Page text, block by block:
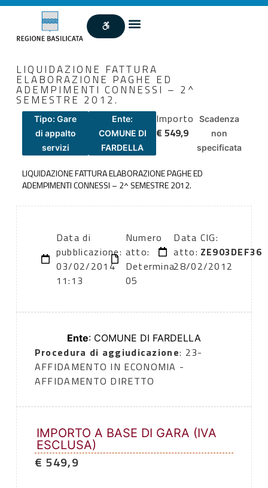
LIQUIDAZIONE FATTURA
ELABORAZIONE PAGHE ED
ADEMPIMENTI CONNESSI – 2^
SEMESTRE 2012.
Tipo: Gare
di appalto
servizi
Ente:
COMUNE DI
FARDELLA
Importo
€ 549,9
Scadenza
non
specificata
LIQUIDAZIONE FATTURA ELABORAZIONE PAGHE ED
ADEMPIMENTI CONNESSI – 2^ SEMESTRE 2012.
Data di
pubblicazione:
03/02/2014
11:13
Numero
atto:
Determina
05
Data
atto:
28/02/2012
CIG:
ZE903DEF36
Ente: COMUNE DI FARDELLA
Procedura di aggiudicazione: 23-
AFFIDAMENTO IN ECONOMIA -
AFFIDAMENTO DIRETTO
IMPORTO A BASE DI GARA (IVA
ESCLUSA)
€ 549,9